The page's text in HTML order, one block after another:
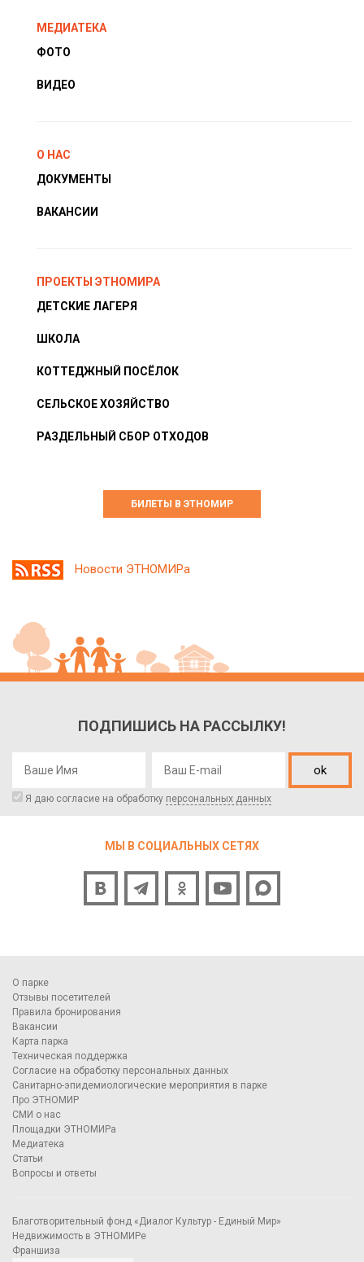
МЕДИАТЕКА
ФОТО
ВИДЕО
О НАС
ДОКУМЕНТЫ
ВАКАНСИИ
ПРОЕКТЫ ЭТНОМИРА
ДЕТСКИЕ ЛАГЕРЯ
ШКОЛА
КОТТЕДЖНЫЙ ПОСЁЛОК
СЕЛЬСКОЕ ХОЗЯЙСТВО
РАЗДЕЛЬНЫЙ СБОР ОТХОДОВ
БИЛЕТЫ В ЭТНОМИР
Новости ЭТНОМИРа
ПОДПИШИСЬ НА РАССЫЛКУ!
ok
Я даю согласие на обработку персональных данных
МЫ В СОЦИАЛЬНЫХ СЕТЯХ
О парке
Отзывы посетителей
Правила бронирования
Вакансии
Карта парка
Техническая поддержка
Согласие на обработку персональных данных
Санитарно-эпидемиологические мероприятия в парке
Про ЭТНОМИР
СМИ о нас
Площадки ЭТНОМИРа
Медиатека
Статьи
Вопросы и ответы
Благотворительный фонд «Диалог Культур - Единый Мир»
Недвижимость в ЭТНОМИРе
Франшиза